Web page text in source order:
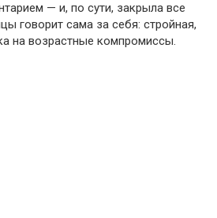
— и, по сути, закрыла все
говорит сама за себя: стройная,
на возрастные компромиссы.